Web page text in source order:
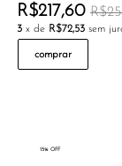
R$217,60
3 x de R$72,53 sem
comprar
15% OFF